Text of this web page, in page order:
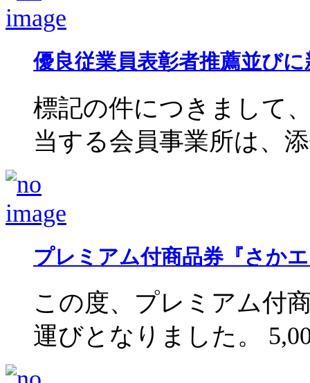
優良従業員表彰者推薦並び
標記の件につきまして
当する会員事業所は、
プレミアム付商品券『さか
この度、プレミアム付
運びとなりました。